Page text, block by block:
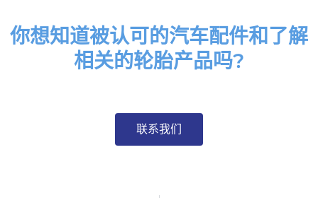
你想知道被认可的汽车配件和了解
相关的轮胎产品吗?
联系我们